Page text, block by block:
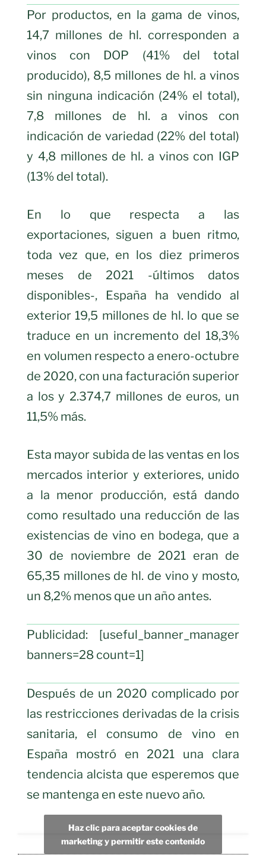
Por productos, en la gama de vinos,
14,7 millones de hl. corresponden a
vinos con DOP (41% del total
producido), 8,5 millones de hl. a vinos
sin ninguna indicación (24% el total),
7,8 millones de hl. a vinos con
indicación de variedad (22% del total)
y 4,8 millones de hl. a vinos con IGP
(13% del total).
En lo que respecta a las
exportaciones, siguen a buen ritmo,
toda vez que, en los diez primeros
meses de 2021 -últimos datos
disponibles-, España ha vendido al
exterior 19,5 millones de hl. lo que se
traduce en un incremento del 18,3%
en volumen respecto a enero-octubre
de 2020, con una facturación superior
a los y 2.374,7 millones de euros, un
11,5% más.
Esta mayor subida de las ventas en los
mercados interior y exteriores, unido
a la menor producción, está dando
como resultado una reducción de las
existencias de vino en bodega, que a
30 de noviembre de 2021 eran de
65,35 millones de hl. de vino y mosto,
un 8,2% menos que un año antes.
Publicidad: [useful_banner_manager
banners=28 count=1]
Después de un 2020 complicado por
las restricciones derivadas de la crisis
sanitaria, el consumo de vino en
España mostró en 2021 una clara
tendencia alcista que esperemos que
se mantenga en este nuevo año.
Haz clic para aceptar cookies de
marketing y permitir este contenido